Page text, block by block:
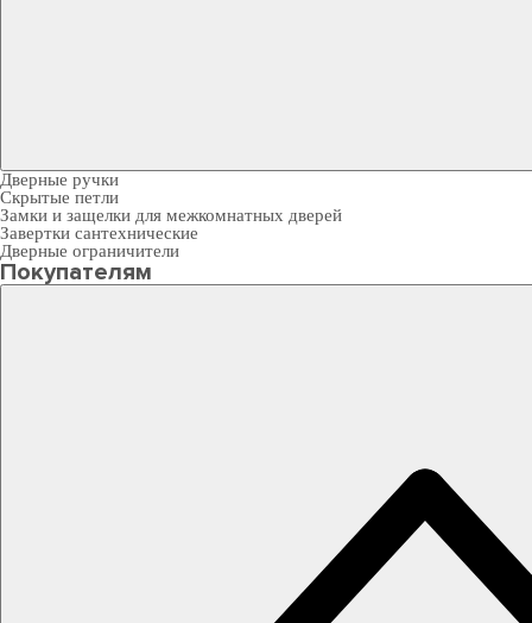
Дверные ручки
Скрытые петли
Замки и защелки для межкомнатных дверей
Завертки сантехнические
Дверные ограничители
Покупателям